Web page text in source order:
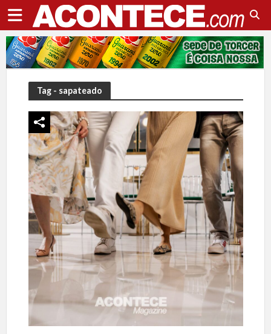
Tag - sapateado